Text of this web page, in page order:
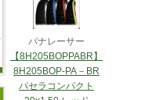
パナレーサー
【8H205BOPPABR】
8H205BOP-PA－BR
パセラコンパクト